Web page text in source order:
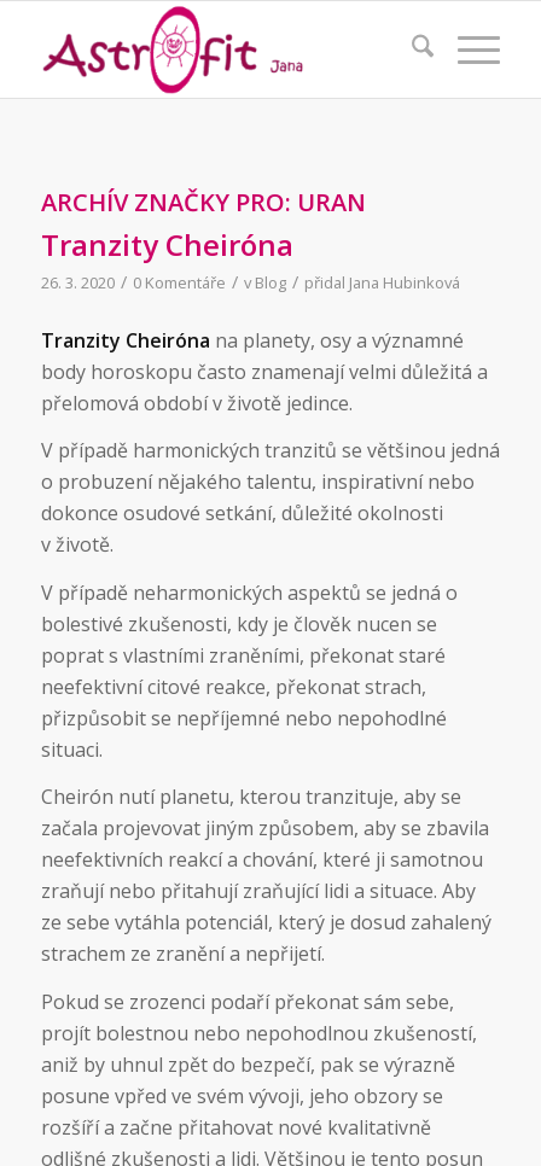
ARCHÍV ZNAČKY PRO: URAN
Tranzity Cheiróna
26. 3. 2020 / 0 Komentáře / vBlog / přidal Jana Hubinková
Tranzity Cheiróna na planety, osy a významné
body horoskopu často znamenají velmi důležitá a
přelomová období v životě jedince.
V případě harmonických tranzitů se většinou jedná
o probuzení nějakého talentu, inspirativní nebo
dokonce osudové setkání, důležité okolnosti
v životě.
V případě neharmonických aspektů se jedná o
bolestivé zkušenosti, kdy je člověk nucen se
poprat s vlastními zraněními, překonat staré
neefektivní citové reakce, překonat strach,
přizpůsobit se nepříjemné nebo nepohodlné
situaci.
Cheirón nutí planetu, kterou tranzituje, aby se
začala projevovat jiným způsobem, aby se zbavila
neefektivních reakcí a chování, které ji samotnou
zraňují nebo přitahují zraňující lidi a situace. Aby
ze sebe vytáhla potenciál, který je dosud zahalený
strachem ze zranění a nepřijetí.
Pokud se zrozenci podaří překonat sám sebe,
projít bolestnou nebo nepohodlnou zkušeností,
aniž by uhnul zpět do bezpečí, pak se výrazně
posune vpřed ve svém vývoji, jeho obzory se
rozšíří a začne přitahovat nové kvalitativně
odlišné zkušenosti a lidi. Většinou je tento posun